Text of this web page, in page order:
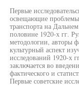
Первые
освещающие проблемы
транспорта на
половине 1920-х гг.
методологии, авторы
культурный аспект
исследований 1920-х
заключается во
фактического и
Первые советские